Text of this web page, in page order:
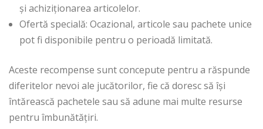
și achiziționarea articolelor.
Ofertă specială: Ocazional, articole sau pachete unice
pot fi disponibile pentru o perioadă limitată.
Aceste recompense sunt concepute pentru a răspunde
diferitelor nevoi ale jucătorilor, fie că doresc să își
întărească pachetele sau să adune mai multe resurse
pentru îmbunătățiri.